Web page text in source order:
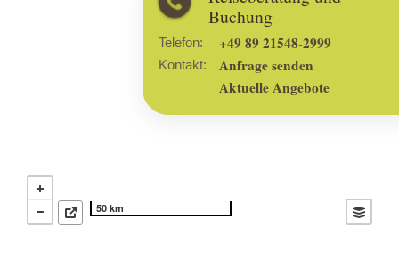
Buchung
Telefon: +49 89 21548-2999
Kontakt:
Anfrage senden
Aktuelle Angebote
50 km